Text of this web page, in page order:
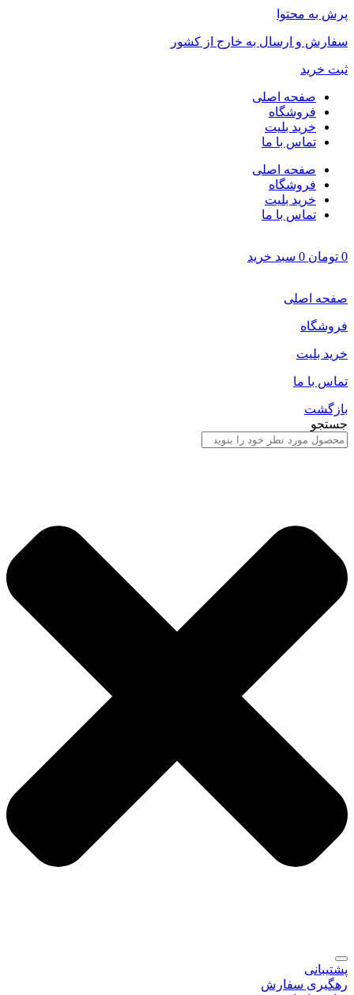
پرش به محتوا
سفارش و ارسال به خارج از کشور
ثبت خرید
صفحه اصلی
فروشگاه
خرید بلیت
تماس با ما
صفحه اصلی
فروشگاه
خرید بلیت
تماس با ما
0 تومان 0 سبد خرید
صفحه اصلی
فروشگاه
خرید بلیت
تماس با ما
بازگشت
جستجو
پشتیبانی
رهگیری سفارش